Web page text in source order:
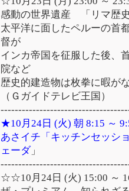
感動の世界遺産 「リマ歴
太平洋に面したペルーの首
督が
インカ帝国を征服した後、
院など
歴史的建造物は枚拳に暇が
（Ｇガイドテレビ王国）
★10月24日 (火) 朝 8:15 ～
あさイチ「キッチンセッ
ェーダ」
☆☆10月24日 (火) 15:00 ～